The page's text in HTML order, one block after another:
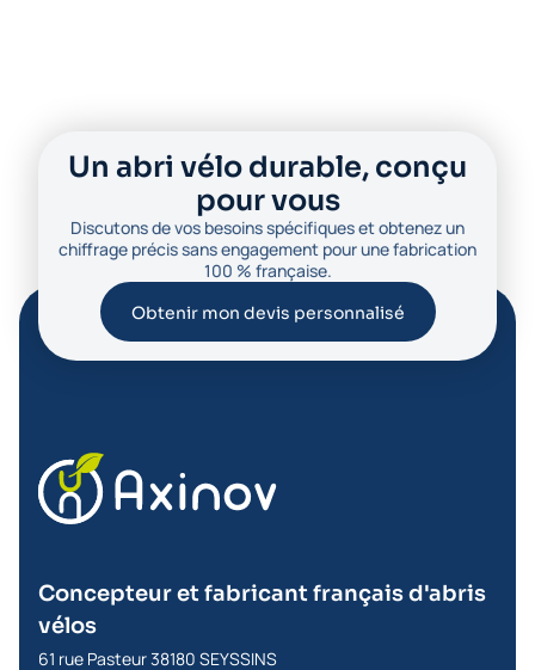
Un abri vélo durable, conçu
pour vous
Discutons de vos besoins spécifiques et obtenez un
chiffrage précis sans engagement pour une fabrication
100 % française.
Obtenir mon devis personnalisé
Concepteur et fabricant français d'abris
vélos
61 rue Pasteur 38180 SEYSSINS